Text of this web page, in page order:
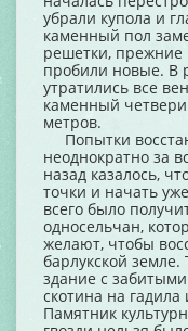
убрали купола и
каменный пол
решетки,
пробили новые. В
утратились все
каменный
метров.
Попытки
неоднократно за
назад казалось,
точки и начать
всего было
односельчан,
желают, чтобы
барлукской земле.
здание с
скотина на
Памятник